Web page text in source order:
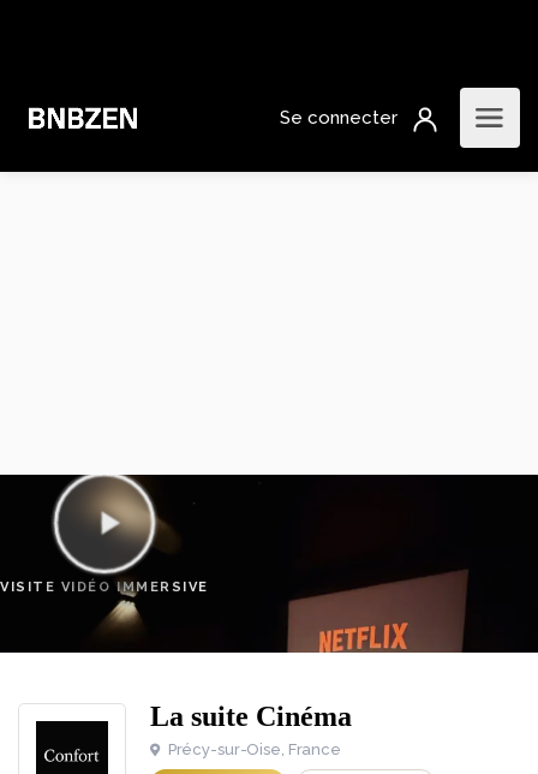
VISITE VIDÉO IMMERSIVE
La suite Cinéma
Précy-sur-Oise, France